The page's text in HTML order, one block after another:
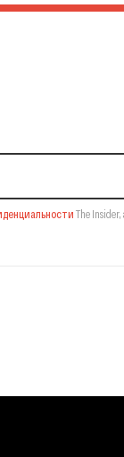
The Insider,